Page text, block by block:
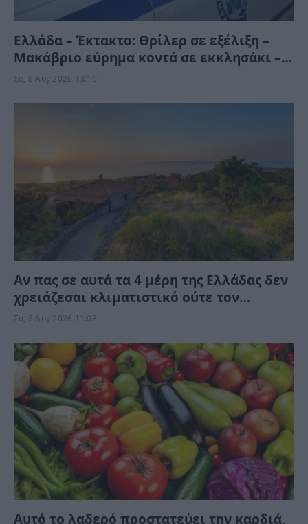
Ελλάδα – Έκτακτο: Θρίλερ σε εξέλιξη –
Μακάβριο εύρημα κοντά σε εκκλησάκι –
Αστυνομικές δυνάμεις στο σημείο
Σα, 8 Αυγ 2026 13:16
Αν πας σε αυτά τα 4 μέρη της Ελλάδας δεν
χρειάζεσαι κλιματιστικό ούτε τον
Αύγουστο
Σα, 8 Αυγ 2026 11:03
Αυτό το λαδερό προστατεύει την καρδιά,